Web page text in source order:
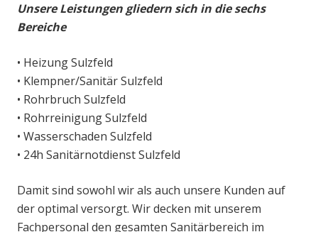
Unsere Leistungen gliedern sich in die sechs
Bereiche
• Heizung Sulzfeld
• Klempner/Sanitär Sulzfeld
• Rohrbruch Sulzfeld
• Rohrreinigung Sulzfeld
• Wasserschaden Sulzfeld
• 24h Sanitärnotdienst Sulzfeld
Damit sind sowohl wir als auch unsere Kunden auf
der optimal versorgt. Wir decken mit unserem
Fachpersonal den gesamten Sanitärbereich im